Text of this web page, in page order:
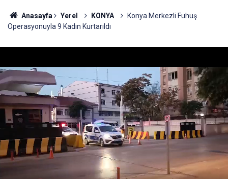
Anasayfa Yerel KONYA
Konya Merkezli Fuhuş
Operasyonuyla 9 Kadın Kurtarıldı